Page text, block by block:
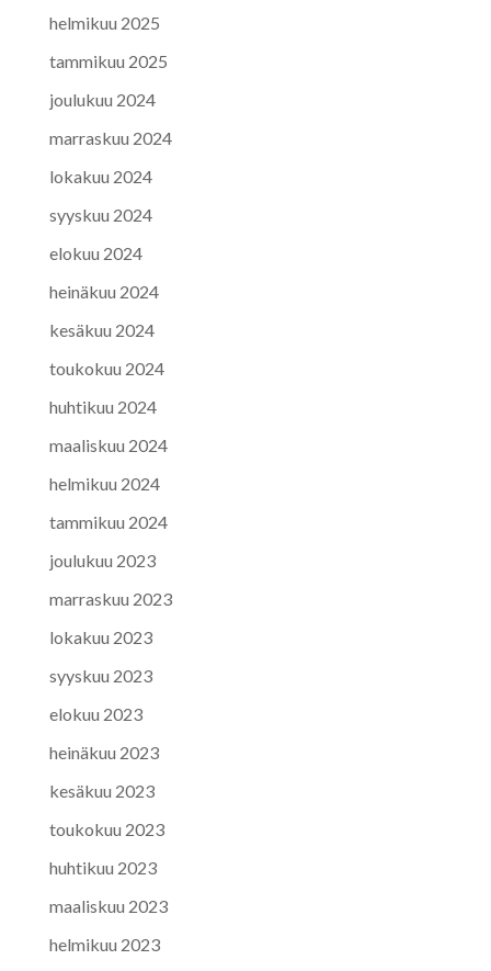
helmikuu 2025
tammikuu 2025
joulukuu 2024
marraskuu 2024
lokakuu 2024
syyskuu 2024
elokuu 2024
heinäkuu 2024
kesäkuu 2024
toukokuu 2024
huhtikuu 2024
maaliskuu 2024
helmikuu 2024
tammikuu 2024
joulukuu 2023
marraskuu 2023
lokakuu 2023
syyskuu 2023
elokuu 2023
heinäkuu 2023
kesäkuu 2023
toukokuu 2023
huhtikuu 2023
maaliskuu 2023
helmikuu 2023